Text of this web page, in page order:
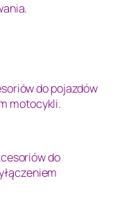
do pojazdów
motocykli.
do